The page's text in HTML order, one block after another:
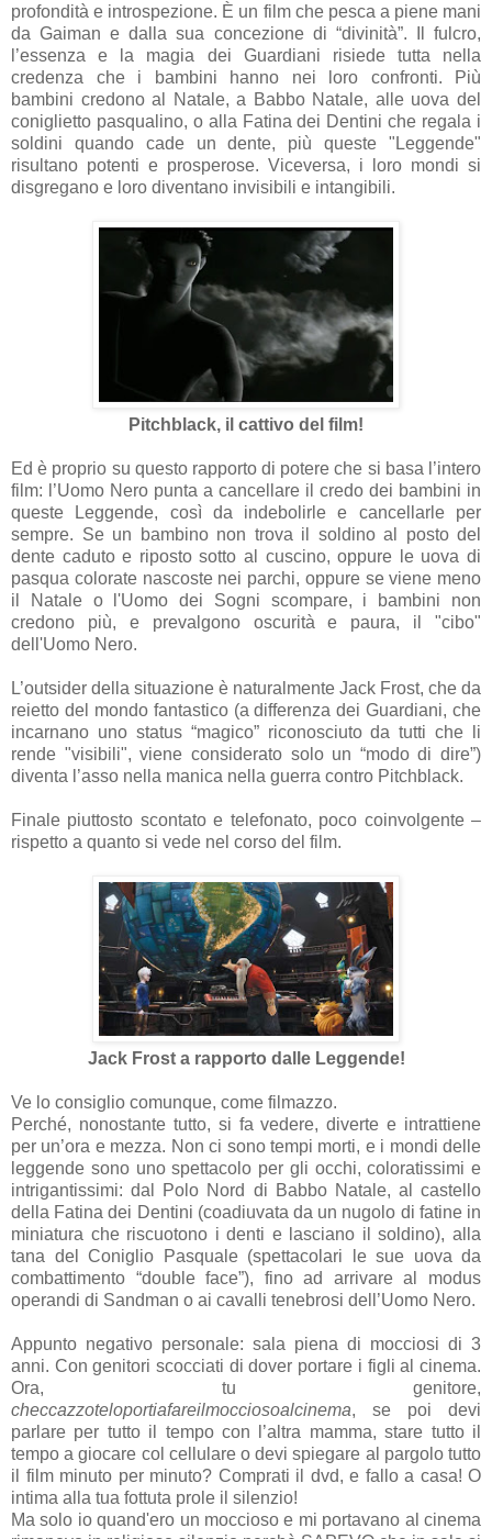
profondità e introspezione. È un film che pesca a piene mani
da Gaiman e dalla sua concezione di “divinità”. Il fulcro,
l’essenza e la magia dei Guardiani risiede tutta nella
credenza che i bambini hanno nei loro confronti. Più
bambini credono al Natale, a Babbo Natale, alle uova del
coniglietto pasqualino, o alla Fatina dei Dentini che regala i
soldini quando cade un dente, più queste "Leggende"
risultano potenti e prosperose. Viceversa, i loro mondi si
disgregano e loro diventano invisibili e intangibili.
Pitchblack, il cattivo del film!
Ed è proprio su questo rapporto di potere che si basa l’intero
film: l’Uomo Nero punta a cancellare il credo dei bambini in
queste Leggende, così da indebolirle e cancellarle per
sempre. Se un bambino non trova il soldino al posto del
dente caduto e riposto sotto al cuscino, oppure le uova di
pasqua colorate nascoste nei parchi, oppure se viene meno
il Natale o l'Uomo dei Sogni scompare, i bambini non
credono più, e prevalgono oscurità e paura, il "cibo"
dell'Uomo Nero.
L’outsider della situazione è naturalmente Jack Frost, che da
reietto del mondo fantastico (a differenza dei Guardiani, che
incarnano uno status “magico” riconosciuto da tutti che li
rende "visibili", viene considerato solo un “modo di dire”)
diventa l’asso nella manica nella guerra contro Pitchblack.
Finale piuttosto scontato e telefonato, poco coinvolgente –
rispetto a quanto si vede nel corso del film.
Jack Frost a rapporto dalle Leggende!
Ve lo consiglio comunque, come filmazzo.
Perché, nonostante tutto, si fa vedere, diverte e intrattiene
per un’ora e mezza. Non ci sono tempi morti, e i mondi delle
leggende sono uno spettacolo per gli occhi, coloratissimi e
intrigantissimi: dal Polo Nord di Babbo Natale, al castello
della Fatina dei Dentini (coadiuvata da un nugolo di fatine in
miniatura che riscuotono i denti e lasciano il soldino), alla
tana del Coniglio Pasquale (spettacolari le sue uova da
combattimento “double face”), fino ad arrivare al modus
operandi di Sandman o ai cavalli tenebrosi dell’Uomo Nero.
Appunto negativo personale: sala piena di mocciosi di 3
anni. Con genitori scocciati di dover portare i figli al cinema.
Ora, tu genitore,
checcazzoteloportiafareilmocciosoalcinema, se poi devi
parlare per tutto il tempo con l’altra mamma, stare tutto il
tempo a giocare col cellulare o devi spiegare al pargolo tutto
il film minuto per minuto? Comprati il dvd, e fallo a casa! O
intima alla tua fottuta prole il silenzio!
Ma solo io quand'ero un moccioso e mi portavano al cinema